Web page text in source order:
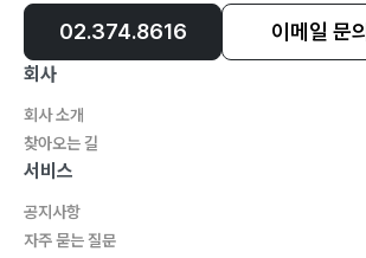
02.374.8616 이메일 문의
회사
회사 소개
찾아오는 길
서비스
공지사항
자주 묻는 질문